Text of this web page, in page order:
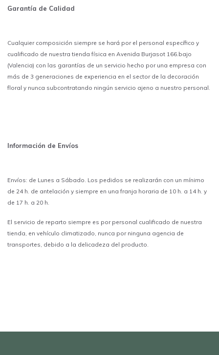
Garantía de Calidad
Cualquier composición siempre se hará por el personal específico y
cualificado de nuestra tienda física en Avenida Burjasot 166.bajo
(Valencia) con las garantías de un servicio hecho por una empresa con
más de 3 generaciones de experiencia en el sector de la decoración
floral y nunca subcontratando ningún servicio ajeno a nuestro personal.
Información de Envíos
Envíos: de Lunes a Sábado. Los pedidos se realizarán con un mínimo
de 24 h. de antelación y siempre en una franja horaria de 10 h. a 14 h. y
de 17 h. a 20 h.
El servicio de reparto siempre es por personal cualificado de nuestra
tienda, en vehículo climatizado, nunca por ninguna agencia de
transportes, debido a la delicadeza del producto.